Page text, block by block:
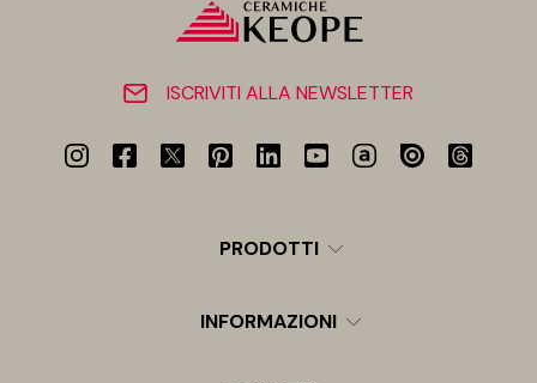
ISCRIVITI ALLA NEWSLETTER
PRODOTTI
INFORMAZIONI